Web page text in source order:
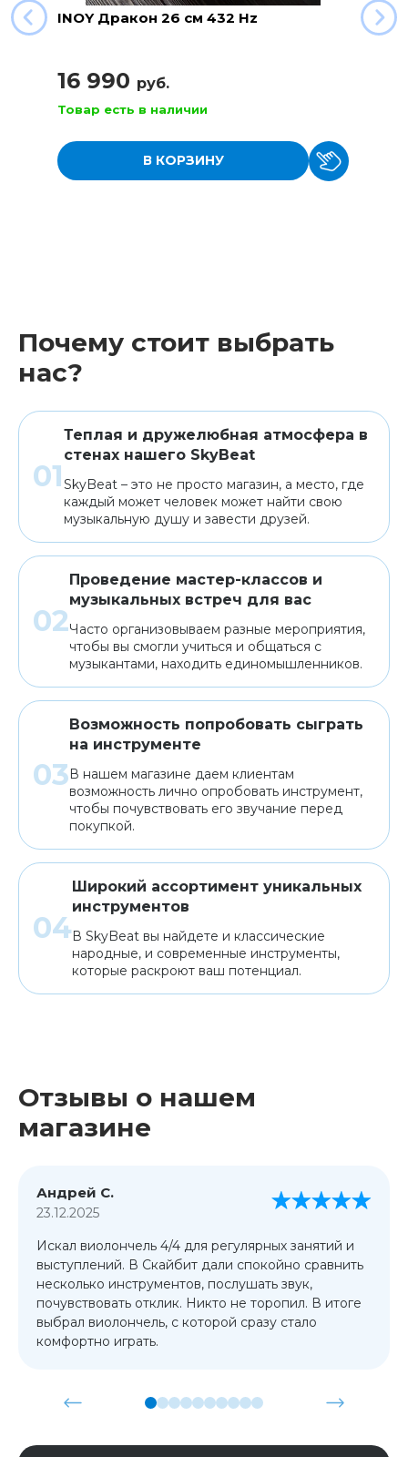
INOY Дракон 26 см 432 Hz
16 990 руб.
Товар есть в наличии
В КОРЗИНУ
Почему стоит выбрать
нас?
Теплая и дружелюбная атмосфера в
стенах нашего SkyBeat
SkyBeat – это не просто магазин, а место, где
каждый может человек может найти свою
музыкальную душу и завести друзей.
Проведение мастер-классов и
музыкальных встреч для вас
Часто организовываем разные мероприятия,
чтобы вы смогли учиться и общаться с
музыкантами, находить единомышленников.
Возможность попробовать сыграть
на инструменте
В нашем магазине даем клиентам
возможность лично опробовать инструмент,
чтобы почувствовать его звучание перед
покупкой.
Широкий ассортимент уникальных
инструментов
В SkyBeat вы найдете и классические
народные, и современные инструменты,
которые раскроют ваш потенциал.
Отзывы о нашем
магазине
Андрей С.
23.12.2025
Искал виолончель 4/4 для регулярных занятий и
выступлений. В Скайбит дали спокойно сравнить
несколько инструментов, послушать звук,
почувствовать отклик. Никто не торопил. В итоге
выбрал виолончель, с которой сразу стало
комфортно играть.